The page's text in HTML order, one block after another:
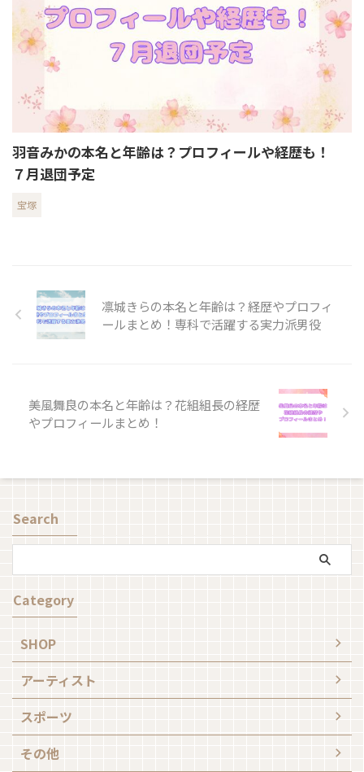
羽音みかの本名と年齢は？プロフィールや経歴も！
７月退団予定
宝塚
凛城きらの本名と年齢は？経歴やプロフィ
ールまとめ！専科で活躍する実力派男役
美風舞良の本名と年齢は？花組組長の経歴
やプロフィールまとめ！
Search
Category
SHOP
アーティスト
スポーツ
その他